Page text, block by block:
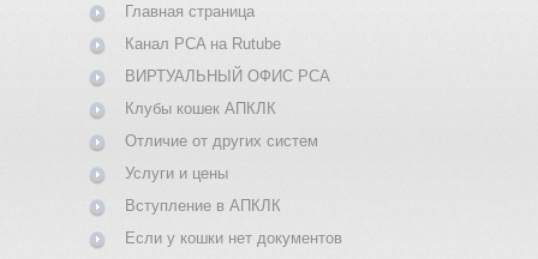
Главная страница
Канал PCA на Rutube
ВИРТУАЛЬНЫЙ ОФИС PCA
Клубы кошек АПКЛК
Отличие от других систем
Услуги и цены
Вступление в АПКЛК
Если у кошки нет документов